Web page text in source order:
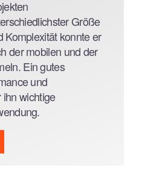
und Konzepte
as a Service
Größe
Komplexität konnte er
der mobilen und der
Ein gutes
und
ihn wichtige